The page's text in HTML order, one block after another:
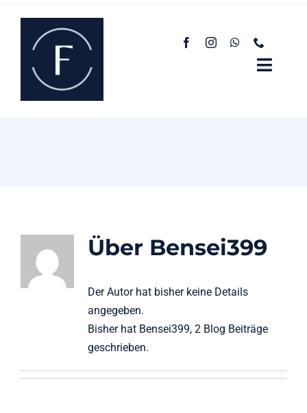
springen
Karriere
Über Bensei399
Der Autor hat bisher keine Details
angegeben.
Bisher hat Bensei399, 2 Blog Beiträge
geschrieben.
Günter M. hat keine
Zahlungsproblme mehr
Günter M. hat